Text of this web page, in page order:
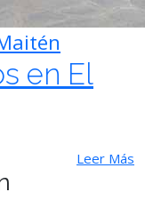
en El
Leer Más